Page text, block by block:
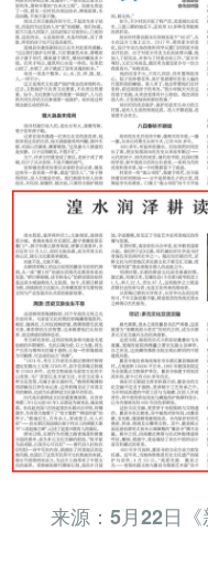
来源：5月22日《